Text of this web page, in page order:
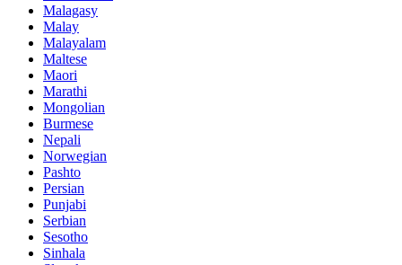
Malagasy
Malay
Malayalam
Maltese
Maori
Marathi
Mongolian
Burmese
Nepali
Norwegian
Pashto
Persian
Punjabi
Serbian
Sesotho
Sinhala